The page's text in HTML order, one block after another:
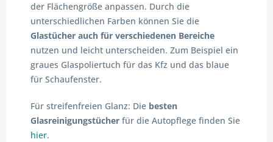
der Flächengröße anpassen. Durch die
unterschiedlichen Farben können Sie die
Glastücher auch für verschiedenen Bereiche
nutzen und leicht unterscheiden. Zum Beispiel ein
graues Glaspoliertuch für das Kfz und das blaue
für Schaufenster.
Für streifenfreien Glanz: Die besten
Glasreinigungstücher für die Autopflege finden Sie
hier.